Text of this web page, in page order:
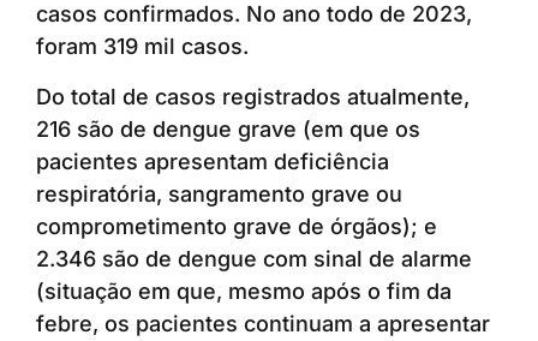
casos confirmados. No ano todo de 2023,
foram 319 mil casos.
Do total de casos registrados atualmente,
216 são de dengue grave (em que os
pacientes apresentam deficiência
respiratória, sangramento grave ou
comprometimento grave de órgãos); e
2.346 são de dengue com sinal de alarme
(situação em que, mesmo após o fim da
febre, os pacientes continuam a apresentar